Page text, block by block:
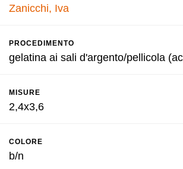
Zanicchi, Iva
PROCEDIMENTO
gelatina ai sali d'argento/pellicola
MISURE
2,4x3,6
COLORE
b/n